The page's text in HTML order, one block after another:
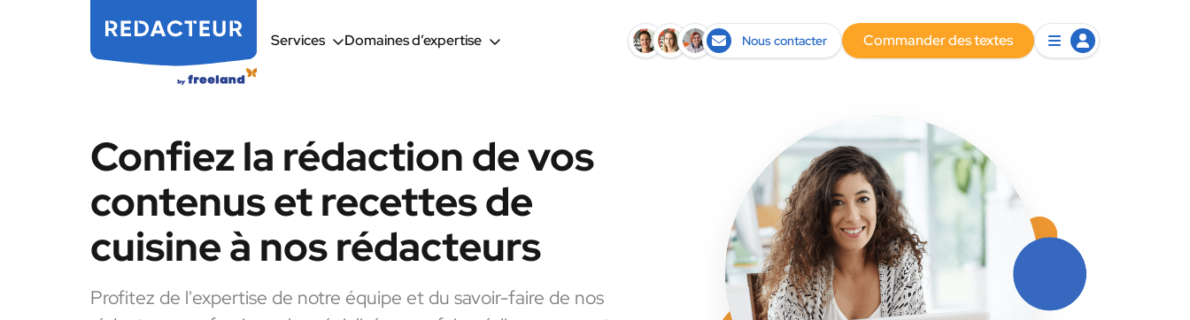
Services Domaines d’expertise Nous contacter Commander des textes
Confiez la rédaction de vos
contenus et recettes de
cuisine à nos rédacteurs
Profitez de l'expertise de notre équipe et du savoir-faire de nos